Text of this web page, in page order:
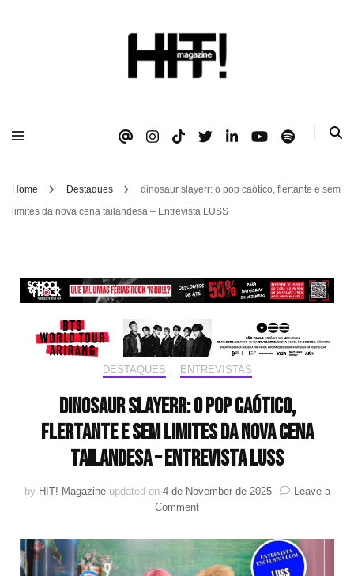
HIT!Magazine
Home Destaques
dinosaur slayerr: o pop caótico, flertante e sem
limites da nova cena tailandesa – Entrevista LUSS
DESTAQUES ENTREVISTAS
dinosaur slayerr: o pop caótico,
flertante e sem limites da nova cena
tailandesa – Entrevista LUSS
by HIT! Magazine updated on 4 de November de 2025
Leave a
Commenton
slayerr:
o
pop